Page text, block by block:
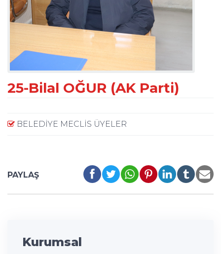
25-Bilal OĞUR (AK Parti)
BELEDİYE MECLİS ÜYELER
PAYLAŞ
Kurumsal